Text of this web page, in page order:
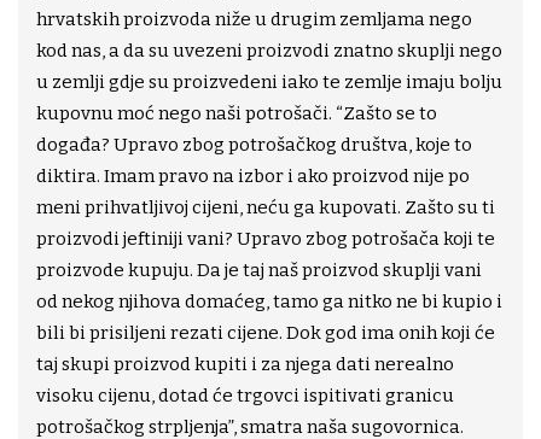
hrvatskih proizvoda niže u drugim zemljama nego
kod nas, a da su uvezeni proizvodi znatno skuplji nego
u zemlji gdje su proizvedeni iako te zemlje imaju bolju
kupovnu moć nego naši potrošači. “Zašto se to
događa? Upravo zbog potrošačkog društva, koje to
diktira. Imam pravo na izbor i ako proizvod nije po
meni prihvatljivoj cijeni, neću ga kupovati. Zašto su ti
proizvodi jeftiniji vani? Upravo zbog potrošača koji te
proizvode kupuju. Da je taj naš proizvod skuplji vani
od nekog njihova domaćeg, tamo ga nitko ne bi kupio i
bili bi prisiljeni rezati cijene. Dok god ima onih koji će
taj skupi proizvod kupiti i za njega dati nerealno
visoku cijenu, dotad će trgovci ispitivati granicu
potrošačkog strpljenja”, smatra naša sugovornica.